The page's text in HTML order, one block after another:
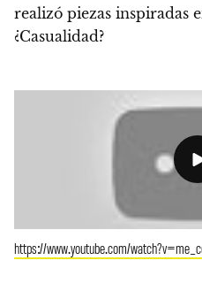
realizó piezas inspiradas
¿Casualidad?
https://www.youtube.com/